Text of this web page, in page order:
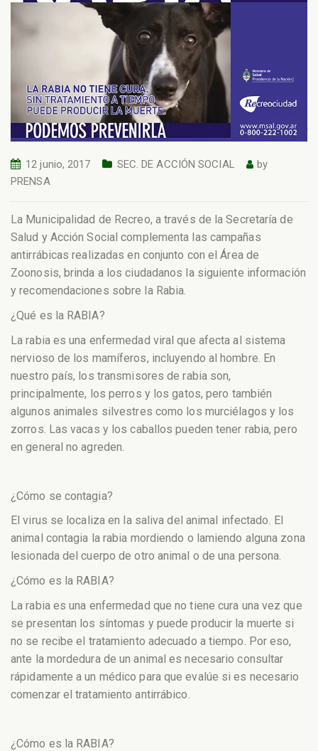
12 junio, 2017 SEC. DE ACCIÓN SOCIAL
by
PRENSA
La Municipalidad de Recreo, a través de la Secretaría de
Salud y Acción Social complementa las campañas
antirrábicas realizadas en conjunto con el Área de
Zoonosis, brinda a los ciudadanos la siguiente información
y recomendaciones sobre la Rabia.
¿Qué es la RABIA?
La rabia es una enfermedad viral que afecta al sistema
nervioso de los mamíferos, incluyendo al hombre. En
nuestro país, los transmisores de rabia son,
principalmente, los perros y los gatos, pero también
algunos animales silvestres como los murciélagos y los
zorros. Las vacas y los caballos pueden tener rabia, pero
en general no agreden.
¿Cómo se contagia?
El virus se localiza en la saliva del animal infectado. El
animal contagia la rabia mordiendo o lamiendo alguna zona
lesionada del cuerpo de otro animal o de una persona.
¿Cómo es la RABIA?
La rabia es una enfermedad que no tiene cura una vez que
se presentan los síntomas y puede producir la muerte si
no se recibe el tratamiento adecuado a tiempo. Por eso,
ante la mordedura de un animal es necesario consultar
rápidamente a un médico para que evalúe si es necesario
comenzar el tratamiento antirrábico.
¿Cómo es la RABIA?